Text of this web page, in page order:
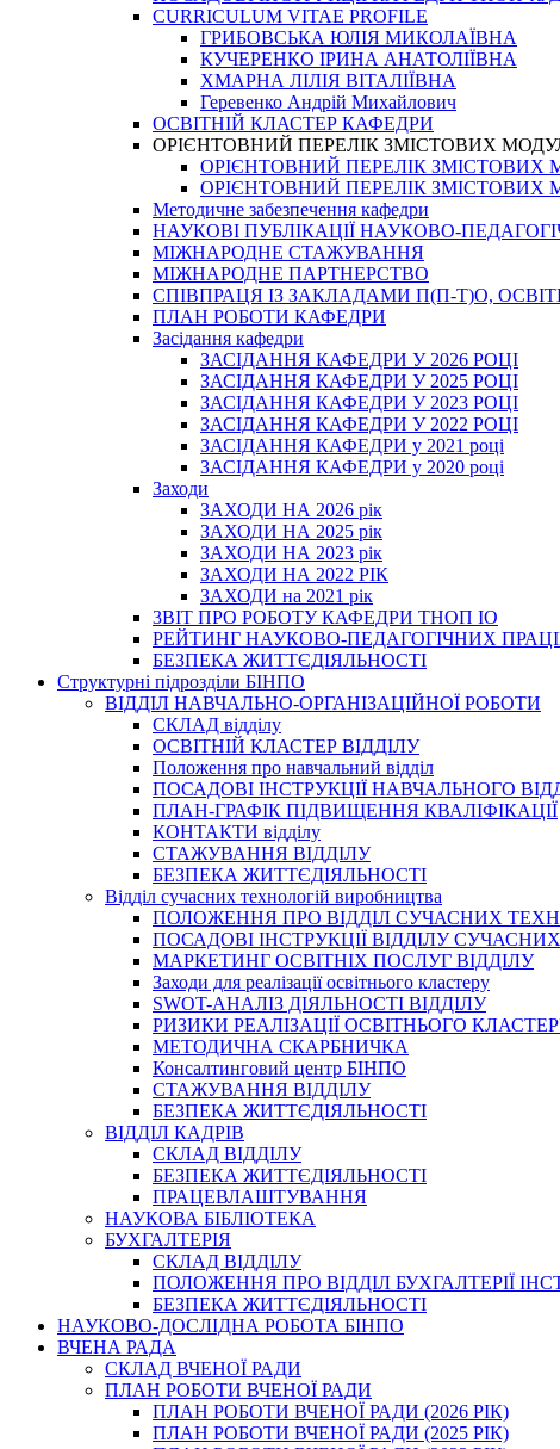
CURRICULUM VITAE PROFILE
ГРИБОВСЬКА ЮЛІЯ МИКОЛАЇВНА
КУЧЕРЕНКО ІРИНА АНАТОЛІЇВНА
ХМАРНА ЛІЛІЯ ВІТАЛІЇВНА
Геревенко Андрій Михайлович
ОСВІТНІЙ КЛАСТЕР КАФЕДРИ
ОРІЄНТОВНИЙ ПЕРЕЛІК ЗМІСТОВИХ
ОРІЄНТОВНИЙ ПЕРЕЛІК ЗМІСТОВИХ
ОРІЄНТОВНИЙ ПЕРЕЛІК ЗМІСТОВИХ
Методичне забезпечення кафедри
НАУКОВІ ПУБЛІКАЦІЇ НАУКОВО-
МІЖНАРОДНЕ СТАЖУВАННЯ
МІЖНАРОДНЕ ПАРТНЕРСТВО
СПІВПРАЦЯ ІЗ ЗАКЛАДАМИ П(П-Т)О,
ПЛАН РОБОТИ КАФЕДРИ
Засідання кафедри
ЗАСІДАННЯ КАФЕДРИ У 2026 РОЦІ
ЗАСІДАННЯ КАФЕДРИ У 2025 РОЦІ
ЗАСІДАННЯ КАФЕДРИ У 2023 РОЦІ
ЗАСІДАННЯ КАФЕДРИ У 2022 РОЦІ
ЗАСІДАННЯ КАФЕДРИ у 2021 році
ЗАСІДАННЯ КАФЕДРИ у 2020 році
Заходи
ЗАХОДИ НА 2026 рік
ЗАХОДИ НА 2025 рік
ЗАХОДИ НА 2023 рік
ЗАХОДИ НА 2022 РІК
ЗАХОДИ на 2021 рік
3BIT ПРО РОБОТУ КАФЕДРИ ТНОП ІО
РЕЙТИНГ НАУКОВО-ПЕДАГОГІЧНИХ
БЕЗПЕКА ЖИТТЄДІЯЛЬНОСТІ
Структурні підрозділи БІНПО
ВІДДІЛ НАВЧАЛЬНО-ОРГАНІЗАЦІЙНОЇ РОБОТИ
СКЛАД відділу
ОСВІТНІЙ КЛАСТЕР ВІДДІЛУ
Положення про навчальний вiддiл
ПОСАДОВІ ІНСТРУКЦІЇ НАВЧАЛЬНОГО
ПЛАН-ГРАФІК ПІДВИЩЕННЯ КВАЛІФІКАЦІЇ
КОНТАКТИ відділу
СТАЖУВАННЯ ВІДДІЛУ
БЕЗПЕКА ЖИТТЄДІЯЛЬНОСТІ
Відділ сучасних технологій виробництва
ПОЛОЖЕННЯ ПРО ВІДДІЛ СУЧАСНИХ
ПОСАДОВІ ІНСТРУКЦІЇ ВІДДІЛУ
МАРКЕТИНГ ОСВІТНІХ ПОСЛУГ ВІДДІЛУ
Заходи для реалізації освітнього кластеру
SWOT-АНАЛІЗ ДІЯЛЬНОСТІ ВІДДІЛУ
РИЗИКИ РЕАЛІЗАЦІЇ ОСВІТНЬОГО
МЕТОДИЧНА СКАРБНИЧКА
Консалтинговий центр БІНПО
СТАЖУВАННЯ ВІДДІЛУ
БЕЗПЕКА ЖИТТЄДІЯЛЬНОСТІ
ВІДДІЛ КАДРІВ
СКЛАД ВІДДІЛУ
БЕЗПЕКА ЖИТТЄДІЯЛЬНОСТІ
ПРАЦЕВЛАШТУВАННЯ
НАУКОВА БІБЛІОТЕКА
БУХГАЛТЕРІЯ
СКЛАД ВІДДІЛУ
ПОЛОЖЕННЯ ПРО ВІДДІЛ БУХГАЛТЕРІЇ
БЕЗПЕКА ЖИТТЄДІЯЛЬНОСТІ
НАУКОВО-ДОСЛІДНА РОБОТА БІНПО
ВЧЕНА РАДА
СКЛАД ВЧЕНОЇ РАДИ
ПЛАН РОБОТИ ВЧЕНОЇ РАДИ
ПЛАН РОБОТИ ВЧЕНОЇ РАДИ (2026 РІК)
ПЛАН РОБОТИ ВЧЕНОЇ РАДИ (2025 РІК)